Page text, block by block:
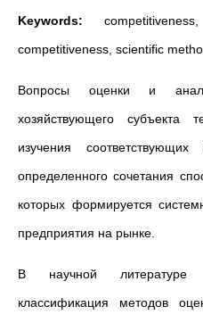
Keywords:
competitiveness, scientific
Вопросы оценки и
хозяйствующего субъекта
изучения
определенного сочетания
которых формируется
предприятия на рынке.
В научной литературе
классификация методов